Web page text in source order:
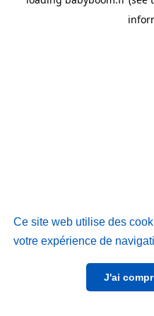
Ce site web utilise des
votre expérience de
J'ai